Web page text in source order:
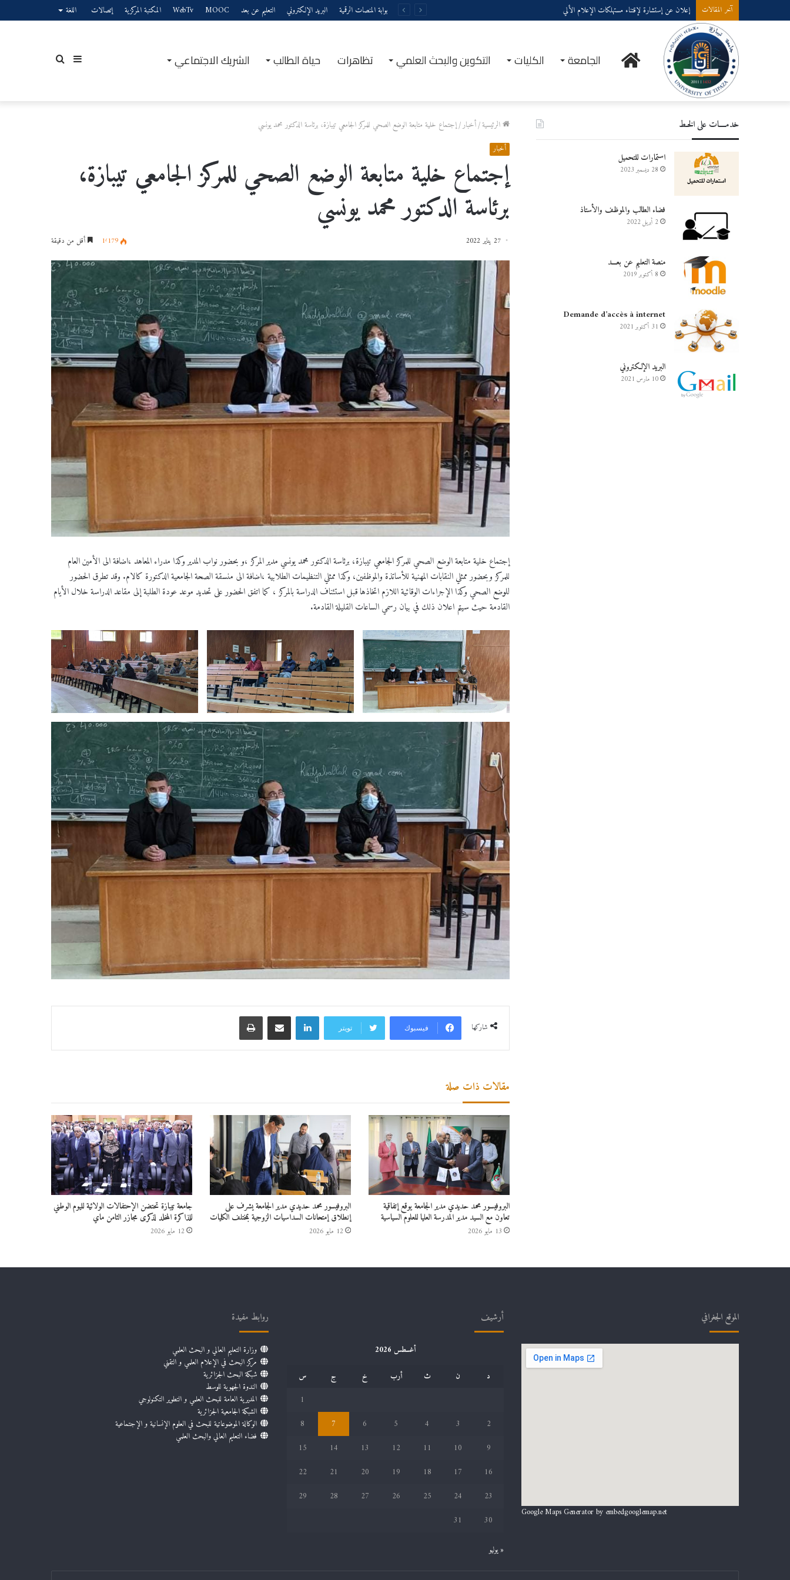
آخر المقالات إعلان عن إستشارة لإقتناء عتاد ولوازم الإعلام الألي بوابة المنصات الرقمية البريد الإلكتروني التعليم عن بعد MOOC
WebTv المكتبة المركزية إتصالات اللغة
الرئيسيةالجامعة الكليات التكوين والبحث العلمي تظاهرات حياة الطالب الشريك الاجتماعي بحثإضافة
الرئيسية/أخبار/إجتماع خلية متابعة الوضع الصحي للمركز الجامعي تيبازة، برئاسة الدكتور محمد يونسي
أخبار
إجتماع خلية متابعة الوضع الصحي للمركز الجامعي تيبازة،
برئاسة الدكتور محمد يونسي
27 يناير 2022 1٬179 أقل من دقيقة
إجتماع خلية متابعة الوضع الصحي للمركز الجامعي تيبازة، برئاسة الدكتور محمد يونسي مدير المركز ،و بحضور نواب المدير وكذا مدراء المعاهد ،اضافة الى الأمين العام
للمركز وبحضور ممثلي النقابات المهنية للأساتذة والموظفين، وكذا ممثلي التنظيمات الطلابية ،اضافة الى منسقة الصحة الجامعية الدكتورة كالام. وقد تطرق الحضور
للوضع الصحي وكذا الإجراءات الوقائية اللازم اتخاذها قبل استئناف الدراسة بالمركز ، كما اتفق الحضور على تحديد موعد عودة الطلبة إلى مقاعد الدراسة خلال الأيام
القادمة حيث سيتم اعلان ذلك في بيان رسمي الساعات القليلة القادمة.
شاركها فيسبوك تويتر
لينكدإن مشاركة عبر البريد طباعة
مقالات ذات صلة
البروفيسور محمد حديدي مدير الجامعة يوقع إتفاقية
تعاون مع السيد مدير المدرسة العليا للعلوم السياسية
13 مايو 2026
البروفيسور محمد حديدي مدير الجامعة يشرف على
إنطلاق إمتحانات السداسيات الزوجية بمختلف الكليات
12 مايو 2026
جامعة تيبازة تحتضن الإحتفالات الولائية لليوم الوطني
للذاكرة المخلد لذكرى مجازر الثامن ماي
12 مايو 2026
خدمــــات على الخـط
استمارات للتحميل
28 ديسمبر 2023
فضاء الطالب والموظف والأستاذ
2 أبريل 2022
منصة التعليم عن بعـــد
8 أكتوبر 2019
Demande d’accès à internet
31 أكتوبر 2021
البريد الإلكتروني
10 مارس 2021
الموقع الجغرافي
Google Maps Generator by embedgooglemap.net
أرشيف
أغسطس 2026
د
ن ث أرب خ ج
س
1
2
3
4
5
6
7
8
9
10
11
12
13
14
15
16
17
18
19
20
21
22
23
24
25
26
27
28
29
30
31
« يوليو
روابط مفيدة
وزارة التعليم العالي و البحث العلمي
مركز البحث في الإعلام العلمي و التقني
شبكة البحث الجزائرية
الندوة الجهوية للوسط
المديرية العامة للبحث العلمي و التطوير التكنولوجي
الشبكة الجامعية الجزائرية
الوكالة الموضوعاتية للبحث في العلوم الإنسانية و الإجتماعية
فضاء التعليم العالي والبحث العلمي